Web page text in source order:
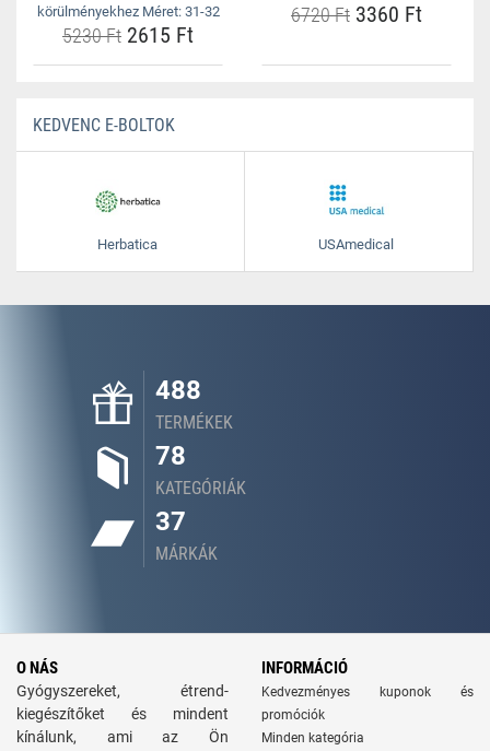
körülményekhez Méret: 31-32
5230 Ft 2615 Ft
6720 Ft 3360 Ft
KEDVENC E-BOLTOK
Herbatica USAmedical
488
TERMÉKEK
78
KATEGÓRIÁK
37
MÁRKÁK
O NÁS
Gyógyszereket, étrend-
kiegészítőket és mindent
kínálunk, ami az Ön
INFORMÁCIÓ
Kedvezményes kuponok és
promóciók
Minden kategória